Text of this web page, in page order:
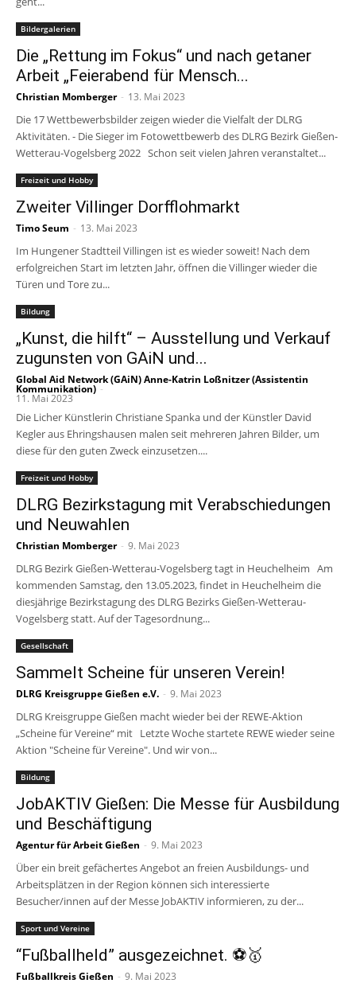
Bildergalerien
Die „Rettung im Fokus“ und nach getaner
Arbeit „Feierabend für Mensch...
Christian Momberger - 13. Mai 2023
Die 17 Wettbewerbsbilder zeigen wieder die Vielfalt der DLRG
Aktivitäten. - Die Sieger im Fotowettbewerb des DLRG Bezirk Gießen-
Wetterau-Vogelsberg 2022 Schon seit vielen Jahren veranstaltet...
Freizeit und Hobby
Zweiter Villinger Dorfflohmarkt
Timo Seum - 13. Mai 2023
Im Hungener Stadtteil Villingen ist es wieder soweit! Nach dem
erfolgreichen Start im letzten Jahr, öffnen die Villinger wieder die
Türen und Tore zu...
Bildung
„Kunst, die hilft“ – Ausstellung und Verkauf
zugunsten von GAiN und...
Global Aid Network (GAiN) Anne-Katrin Loßnitzer (Assistentin
Kommunikation) -
11. Mai 2023
Die Licher Künstlerin Christiane Spanka und der Künstler David
Kegler aus Ehringshausen malen seit mehreren Jahren Bilder, um
diese für den guten Zweck einzusetzen....
Freizeit und Hobby
DLRG Bezirkstagung mit Verabschiedungen
und Neuwahlen
Christian Momberger - 9. Mai 2023
DLRG Bezirk Gießen-Wetterau-Vogelsberg tagt in Heuchelheim Am
kommenden Samstag, den 13.05.2023, findet in Heuchelheim die
diesjährige Bezirkstagung des DLRG Bezirks Gießen-Wetterau-
Vogelsberg statt. Auf der Tagesordnung...
Gesellschaft
Sammelt Scheine für unseren Verein!
DLRG Kreisgruppe Gießen e.V. - 9. Mai 2023
DLRG Kreisgruppe Gießen macht wieder bei der REWE-Aktion
„Scheine für Vereine“ mit Letzte Woche startete REWE wieder seine
Aktion "Scheine für Vereine". Und wir von...
Bildung
JobAKTIV Gießen: Die Messe für Ausbildung
und Beschäftigung
Agentur für Arbeit Gießen - 9. Mai 2023
Über ein breit gefächertes Angebot an freien Ausbildungs- und
Arbeitsplätzen in der Region können sich interessierte
Besucher/innen auf der Messe JobAKTIV informieren, zu der...
Sport und Vereine
“Fußballheld” ausgezeichnet. ⚽️🥇
Fußballkreis Gießen - 9. Mai 2023